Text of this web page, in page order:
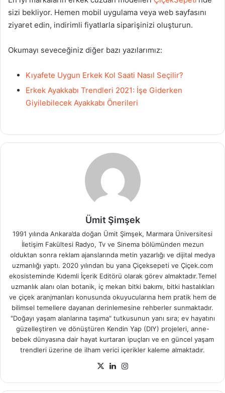
sizi bekliyor. Hemen mobil uygulama veya web sayfasını
ziyaret edin, indirimli fiyatlarla siparişinizi oluşturun.
Okumayı seveceğiniz diğer bazı yazılarımız:
Kıyafete Uygun Erkek Kol Saati Nasıl Seçilir?
Erkek Ayakkabı Trendleri 2021: İşe Giderken
Giyilebilecek Ayakkabı Önerileri
Ümit Şimşek
1991 yılında Ankara’da doğan Ümit Şimşek, Marmara Üniversitesi
İletişim Fakültesi Radyo, Tv ve Sinema bölümünden mezun
olduktan sonra reklam ajanslarında metin yazarlığı ve dijital medya
uzmanlığı yaptı. 2020 yılından bu yana Çiçeksepeti ve Çiçek.com
ekosisteminde Kıdemli İçerik Editörü olarak görev almaktadır.Temel
uzmanlık alanı olan botanik, iç mekan bitki bakımı, bitki hastalıkları
ve çiçek aranjmanları konusunda okuyucularına hem pratik hem de
bilimsel temellere dayanan derinlemesine rehberler sunmaktadır.
"Doğayı yaşam alanlarına taşıma" tutkusunun yanı sıra; ev hayatını
güzelleştiren ve dönüştüren Kendin Yap (DIY) projeleri, anne-
bebek dünyasına dair hayat kurtaran ipuçları ve en güncel yaşam
trendleri üzerine de ilham verici içerikler kaleme almaktadır.
X LinkedIn